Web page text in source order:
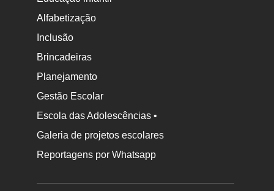
Alfabetização
Inclusão
Brincadeiras
Planejamento
Gestão Escolar
Escola das Adolescências •
Galeria de projetos escolares
Reportagens por Whatsapp